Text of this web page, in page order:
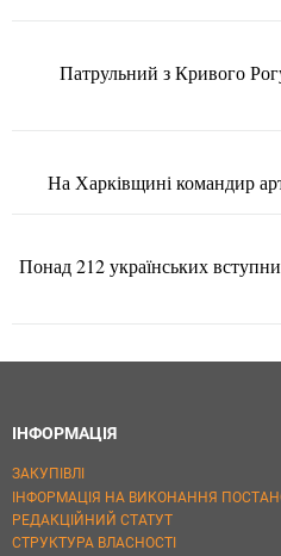
Патрульний з Кривого
На Харківщині командир
Понад 212 українських
ІНФОРМАЦІЯ
ЗАКУПІВЛІ
ІНФОРМАЦІЯ НА ВИКОНАННЯ
РЕДАКЦІЙНИЙ СТАТУТ
СТРУКТУРА ВЛАСНОСТІ